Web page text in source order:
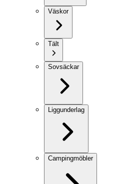
Väskor
Tält
Sovsäckar
Liggunderlag
Campingmöbler